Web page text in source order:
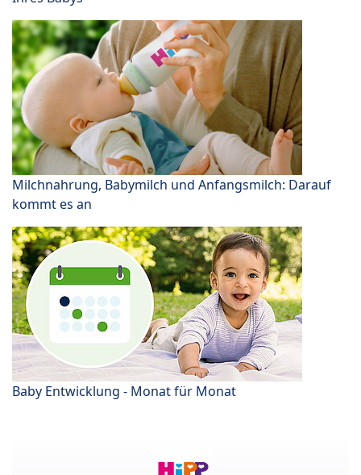
Milchnahrung, Babymilch und Anfangsmilch: Darauf
kommt es an
Baby Entwicklung - Monat für Monat